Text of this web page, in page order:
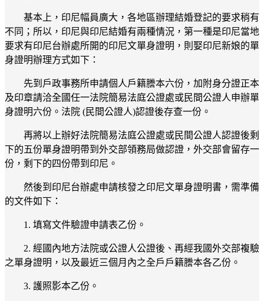
基本上，印尼幅員廣大，各地區辦理結婚登記的要求稍有
不同；所以，印尼與印尼結婚有兩種情況，第一種是印尼當地
要求有印尼台辦處所開的印尼文單身證明，則娶印尼新娘的單
身證明辦理方式如下：
先到戶政事務所申請個人戶籍謄本六份，加附身分證正本
及印章請洽全國任一法院簡易法庭公證處或民間公證人申辦單
身證明六份。法院 (民間公證人)認證後存查一份。
再將以上辦好法院簡易法庭公證處或民間公證人認證後剩
下的五份單身證明帶到外交部領務局做認證，外交部會留存一
份，剩下的四份帶到印尼。
然後到印尼台辦處申請核發之印尼文單身證明書，需準備
的文件如下：
1. 填寫文件驗證申請表乙份。
2. 經國內地方法院或公證人公證後、再經我國外交部複驗
之單身證明，以及最近三個月內之全戶戶籍謄本各乙份。
3. 護照影本乙份。